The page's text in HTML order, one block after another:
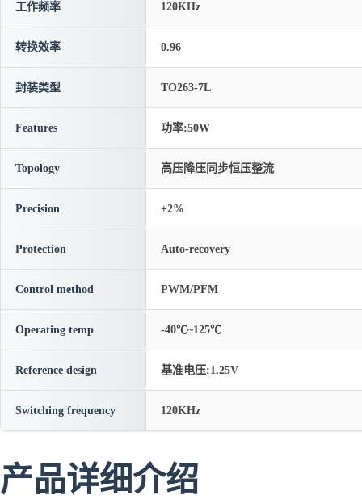
工作频率 120KHz
转换效率 0.96
封装类型 TO263-7L
Features 功率:50W
Topology 高压降压同步恒压整流
Precision ±2%
Protection Auto-recovery
Control method PWM/PFM
Operating temp -40℃~125℃
Reference design 基准电压:1.25V
Switching frequency 120KHz
产品详细介绍